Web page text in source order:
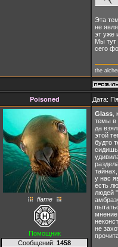
Эта
не
эт уже
Мы тут
сего
the
Poisoned Дата:
flame
Помощник
Сообщений: 1458
Glass
темы в
да
этой
будто
сидишь
у нас
есть
людей
не